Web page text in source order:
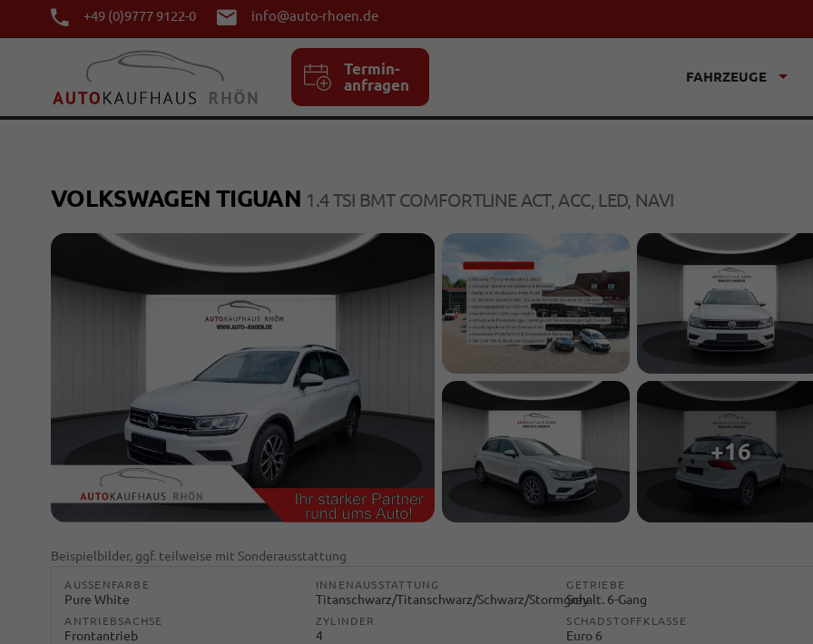
+49 (0)9777 9122-0 info@auto-rhoen.de
Termin-
anfragen
FAHRZEUGE
VOLKSWAGEN TIGUAN 1.4 TSI BMT COMFORTLINE ACT, ACC, LED, NAVI
+16
Beispielbilder, ggf. teilweise mit Sonderausstattung
AUSSENFARBE
Pure White
INNENAUSSTATTUNG
Titanschwarz/Titanschwarz/Schwarz/Stormgrey
GETRIEBE
Schalt. 6-Gang
ANTRIEBSACHSE
Frontantrieb
ZYLINDER
4
SCHADSTOFFKLASSE
Euro 6